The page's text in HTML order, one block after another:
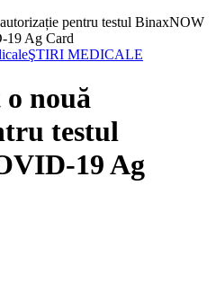
pentru testul BinaxNOW
19 Ag Card
ŞTIRI MEDICALE
nouă
testul
19 Ag